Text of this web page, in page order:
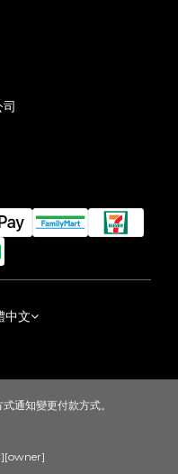
中文
通知變更付款方式。